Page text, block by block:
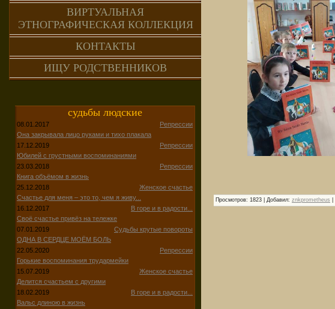
ВИРТУАЛЬНАЯ
ЭТНОГРАФИЧЕСКАЯ КОЛЛЕКЦИЯ
КОНТАКТЫ
ИЩУ РОДСТВЕННИКОВ
судьбы людские
08.01.2017
Репрессии
Она закрывала лицо руками и тихо плакала
17.12.2019
Репрессии
Юбилей с грустными воспоминаниями
23.03.2018
Репрессии
Книга объёмом в жизнь
25.12.2018
Женское счастье
Счастье для меня – это то, чем я живу...
16.12.2017
В горе и в радости...
Своё счастье привёз на тележке
07.01.2019
Судьбы крутые повороты
ОДНА В СЕРДЦЕ МОЁМ БОЛЬ
22.05.2020
Репрессии
Горькие воспоминания трудармейки
15.07.2019
Женское счастье
Делится счастьем с другими
18.02.2019
В горе и в радости...
Вальс длиною в жизнь
Просмотров: 1823 Добавил: znkprometheus